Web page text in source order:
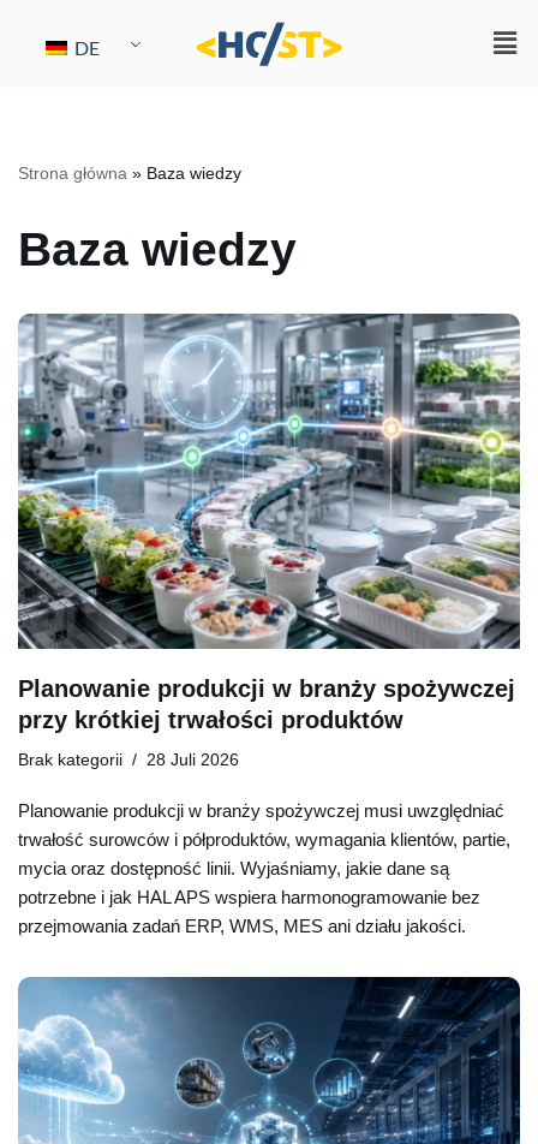
DE
Strona główna » Baza wiedzy
Baza wiedzy
Planowanie produkcji w branży spożywczej
przy krótkiej trwałości produktów
Brak kategorii 28 Juli 2026
Planowanie produkcji w branży spożywczej musi uwzględniać
trwałość surowców i półproduktów, wymagania klientów, partie,
mycia oraz dostępność linii. Wyjaśniamy, jakie dane są
potrzebne i jak HAL APS wspiera harmonogramowanie bez
przejmowania zadań ERP, WMS, MES ani działu jakości.